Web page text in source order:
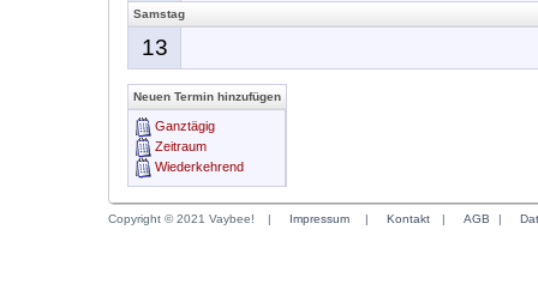
Samstag
13
Neuen Termin hinzufügen
Ganztägig
Zeitraum
Wiederkehrend
Copyright © 2021 Vaybee! | Impressum | Kontakt | AGB |